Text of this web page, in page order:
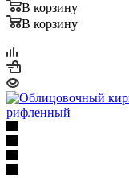
В корзину
В корзину